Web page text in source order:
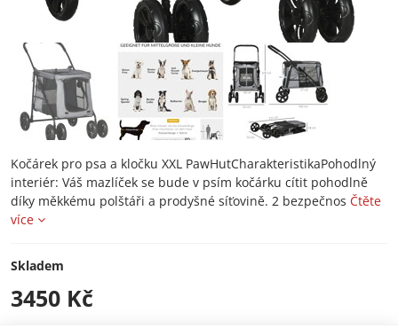
Kočárek pro psa a kločku XXL PawHutCharakteristikaPohodlný
interiér: Váš mazlíček se bude v psím kočárku cítit pohodlně
díky měkkému polštáři a prodyšné síťovině. 2 bezpečnos Čtěte
více
Skladem
3450 Kč